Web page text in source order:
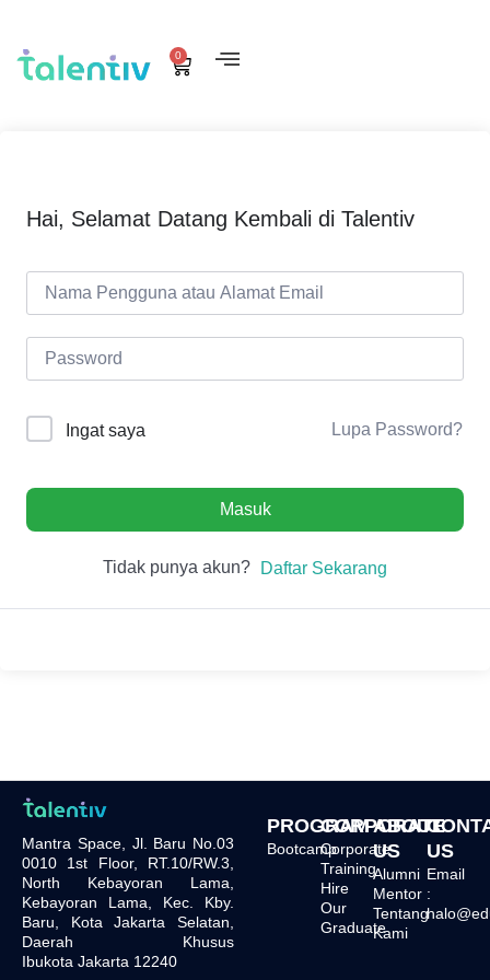
0
Hai, Selamat Datang Kembali di Talentiv
Ingat saya Lupa Password?
Masuk
Tidak punya akun? Daftar Sekarang
Mantra Space, Jl. Baru No.03
0010 1st Floor, RT.10/RW.3,
North Kebayoran Lama,
Kebayoran Lama, Kec. Kby.
Baru, Kota Jakarta Selatan,
Daerah Khusus
Ibukota Jakarta 12240
PROGRAM
Bootcamp
CORPORATE
Corporate
Training
Hire
Our
Graduate
ABOUT
US
Alumni
Mentor
Tentang
Kami
US
Email
: